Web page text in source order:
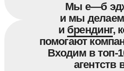
Мы е—б
и мы
и брендинг,
помогают
Входим в топ-
агентств